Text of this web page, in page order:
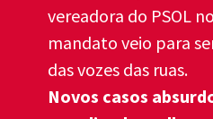
vereadora do PSOL
mandato veio para
das vozes das ruas.
Novos casos